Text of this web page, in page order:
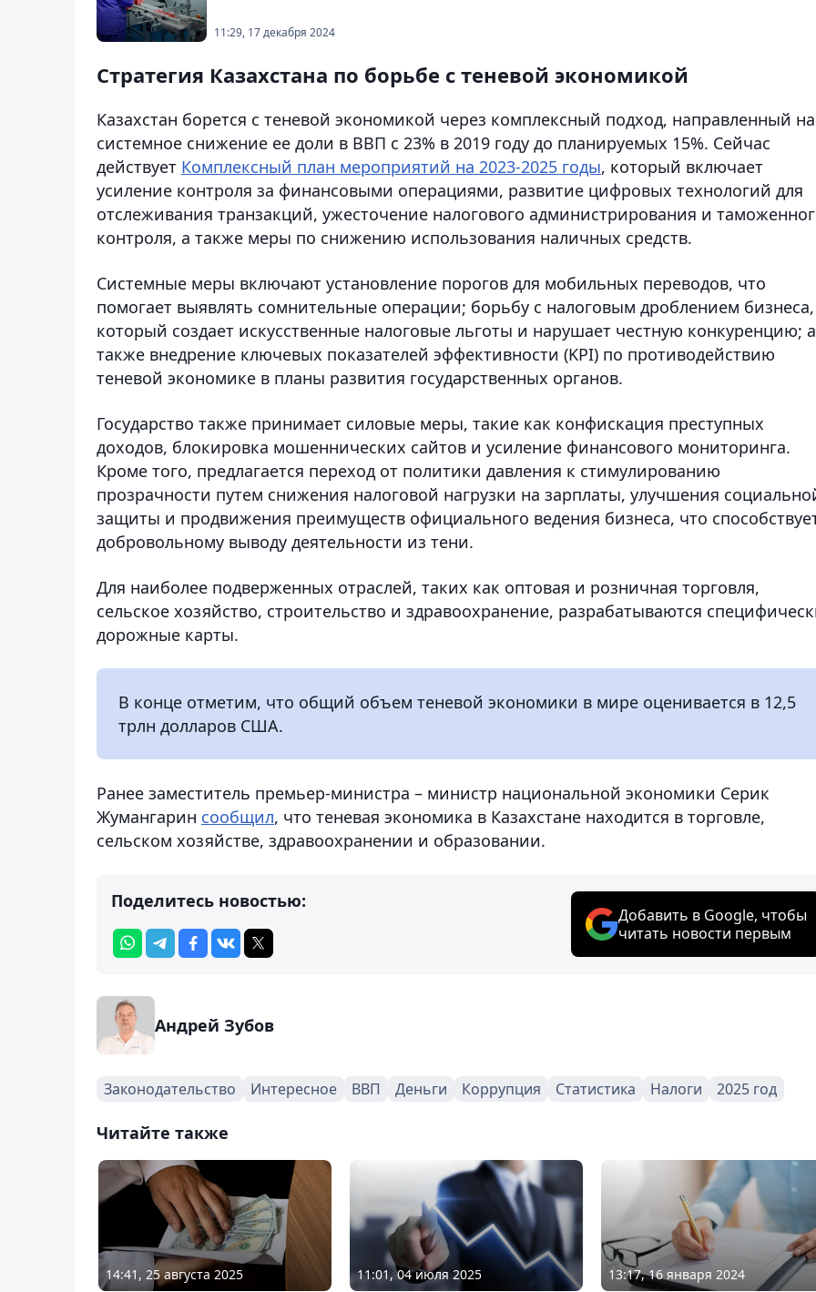
11:29, 17 декабря 2024
Стратегия Казахстана по борьбе с теневой экономикой
Казахстан борется с теневой экономикой через комплексный подход, направленный на
системное снижение ее доли в ВВП с 23% в 2019 году до планируемых 15%. Сейчас
действует Комплексный план мероприятий на 2023-2025 годы, который включает
усиление контроля за финансовыми операциями, развитие цифровых технологий для
отслеживания транзакций, ужесточение налогового администрирования и
контроля, а также меры по снижению использования наличных средств.
Системные меры включают установление порогов для мобильных переводов, что
помогает выявлять сомнительные операции; борьбу с налоговым дроблением бизнеса,
который создает искусственные налоговые льготы и нарушает честную конкуренцию; а
также внедрение ключевых показателей эффективности (KPI) по противодействию
теневой экономике в планы развития государственных органов.
Государство также принимает силовые меры, такие как конфискация преступных
доходов, блокировка мошеннических сайтов и усиление финансового мониторинга.
Кроме того, предлагается переход от политики давления к стимулированию
прозрачности путем снижения налоговой нагрузки на зарплаты, улучшения
защиты и продвижения преимуществ официального ведения бизнеса, что
добровольному выводу деятельности из тени.
Для наиболее подверженных отраслей, таких как оптовая и розничная торговля,
сельское хозяйство, строительство и здравоохранение, разрабатываются
дорожные карты.
В конце отметим, что общий объем теневой экономики в мире оценивается в 12,5
трлн долларов США.
Ранее заместитель премьер-министра – министр национальной экономики Серик
Жумангарин сообщил, что теневая экономика в Казахстане находится в торговле,
сельском хозяйстве, здравоохранении и образовании.
Поделитесь новостью:
Добавить в Google, чтобы
читать новости первым
Андрей Зубов
Законодательство Интересное ВВП Деньги Коррупция Статистика Налоги 2025 год
Читайте также
14:41, 25 августа 2025 11:01, 04 июля 2025 13:17, 16 января 2024